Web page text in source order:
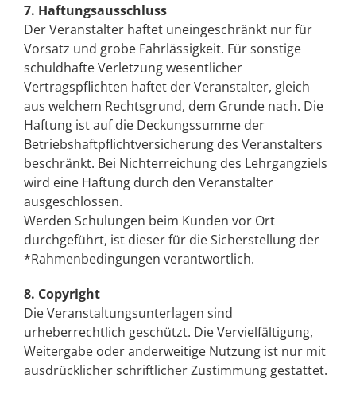
7. Haftungsausschluss
Der Veranstalter haftet uneingeschränkt nur für
Vorsatz und grobe Fahrlässigkeit. Für sonstige
schuldhafte Verletzung wesentlicher
Vertragspflichten haftet der Veranstalter, gleich
aus welchem Rechtsgrund, dem Grunde nach. Die
Haftung ist auf die Deckungssumme der
Betriebshaftpflichtversicherung des Veranstalters
beschränkt. Bei Nichterreichung des Lehrgangziels
wird eine Haftung durch den Veranstalter
ausgeschlossen.
Werden Schulungen beim Kunden vor Ort
durchgeführt, ist dieser für die Sicherstellung der
*Rahmenbedingungen verantwortlich.
8. Copyright
Die Veranstaltungsunterlagen sind
urheberrechtlich geschützt. Die Vervielfältigung,
Weitergabe oder anderweitige Nutzung ist nur mit
ausdrücklicher schriftlicher Zustimmung gestattet.